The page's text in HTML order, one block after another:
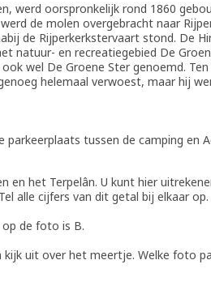
werd oorspronkelijk rond 1860
de molen overgebracht naar
de Rijperkerkstervaart stond. De
natuur- en recreatiegebied De
wel De Groene Ster genoemd. Ten
helemaal verwoest, maar hij
tussen de camping en
en het Terpelân. U kunt hier
alle cijfers van dit getal bij elkaar op.
de foto is B.
uit over het meertje. Welke foto